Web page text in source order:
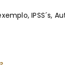
IPSS´s,